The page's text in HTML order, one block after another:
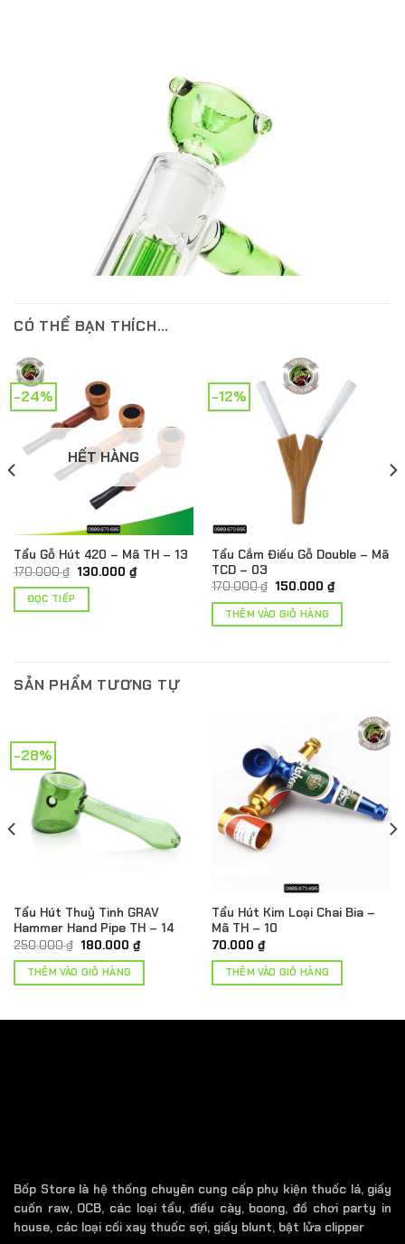
CÓ THỂ BẠN THÍCH…
-24%
HẾT HÀNG
Tẩu Gỗ Hút 420 – Mã TH – 13
170.000₫ Giá
130.000 ₫Giá
hiện
ĐỌC TIẾP
-12%
Tẩu Cắm Điếu Gỗ Double – Mã
TCD – 03
170.000₫ Giá
là:
170.000 ₫.
150.000 ₫Giá
hiện
tại
THÊM VÀO GIỎ HÀNG
SẢN PHẨM TƯƠNG TỰ
-28%
Tẩu Hút Thuỷ Tinh GRAV
Hammer Hand Pipe TH – 14
250.000₫ Giá
là:
250.000 ₫.
180.000 ₫Giá
hiện
THÊM VÀO GIỎ HÀNG
Tẩu Hút Kim Loại Chai Bia –
Mã TH – 10
70.000 ₫
THÊM VÀO GIỎ HÀNG
Bốp Store là hệ thống chuyên cung cấp phụ kiện thuốc lá, giấy
cuốn raw, OCB, các loại tẩu, điếu cày, boong, đồ chơi party in
house, các loại cối xay thuốc sợi, giấy blunt, bật lửa clipper